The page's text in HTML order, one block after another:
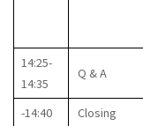
14:25-
14:35
Q & A
-14:40
Closing